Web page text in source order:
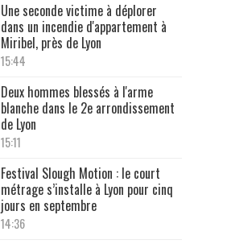
Une seconde victime à déplorer
dans un incendie d'appartement à
Miribel, près de Lyon
15:44
Deux hommes blessés à l'arme
blanche dans le 2e arrondissement
de Lyon
15:11
Festival Slough Motion : le court
métrage s’installe à Lyon pour cinq
jours en septembre
14:36